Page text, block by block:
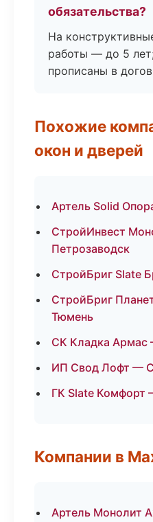
обязательства?
На
работы — до 5
прописаны в
Похожие
окон и дверей
Артель Solid
СтройИнвест
Петрозаводск
СтройБриг Slate
СтройБриг
Тюмень
СК Кладка Армас
ИП Свод Лофт —
ГК Slate Комфорт
Компании в
Артель Монолит